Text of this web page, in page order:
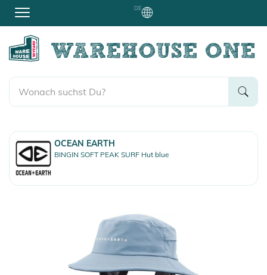
DE
OCEAN EARTH
BINGIN SOFT PEAK SURF Hut blue